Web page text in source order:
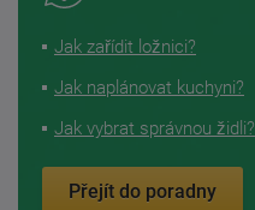
Jak zařídit ložnici?
Jak naplánovat kuchyni?
Jak vybrat správnou židli?
Přejít do poradny